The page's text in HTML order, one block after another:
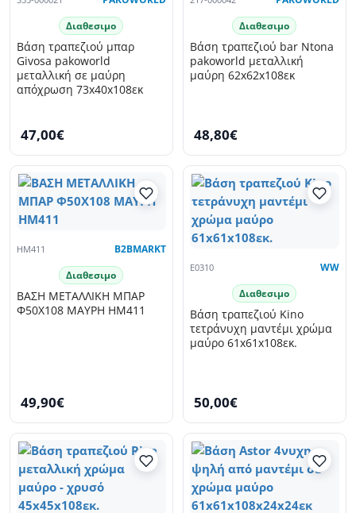
Διαθεσιμο
Βάση τραπεζιού μπαρ
Givosa pakoworld
μεταλλική σε μαύρη
απόχρωση 73x40x108εκ
47,00€
Διαθεσιμο
Βάση τραπεζιού bar Ntona
pakoworld μεταλλική
μαύρη 62x62x108εκ
48,80€
HM411 B2BMARKT
Διαθεσιμο
ΒΑΣΗ ΜΕΤΑΛΛΙΚΗ ΜΠΑΡ
Φ50X108 ΜΑΥΡΗ HM411
49,90€
E0310 WW
Διαθεσιμο
Βάση τραπεζιού Kino
τετράνυχη μαντέμι χρώμα
μαύρο 61x61x108εκ.
50,00€